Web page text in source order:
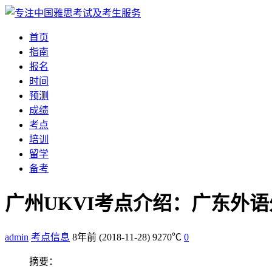
首页
指南
报名
时间
预测
成绩
考点
培训
留学
备考
广州UKVI考点介绍：广东外
admin 考点信息 8年前 (2018-11-28) 9270℃ 0
摘要：